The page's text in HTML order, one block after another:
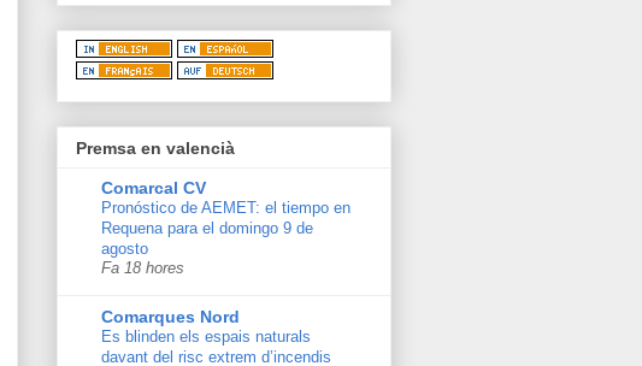
Premsa en valencià
Comarcal CV
Pronóstico de AEMET: el tiempo en
Requena para el domingo 9 de
agosto
Fa 18 hores
Comarques Nord
Es blinden els espais naturals
davant del risc extrem d’incendis